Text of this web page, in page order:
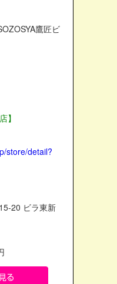
鷹匠ビ
】
store/detail?
20 ビラ東新